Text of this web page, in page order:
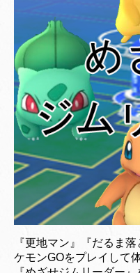
『更地マン』『だるま
ケモンGOをプレイして